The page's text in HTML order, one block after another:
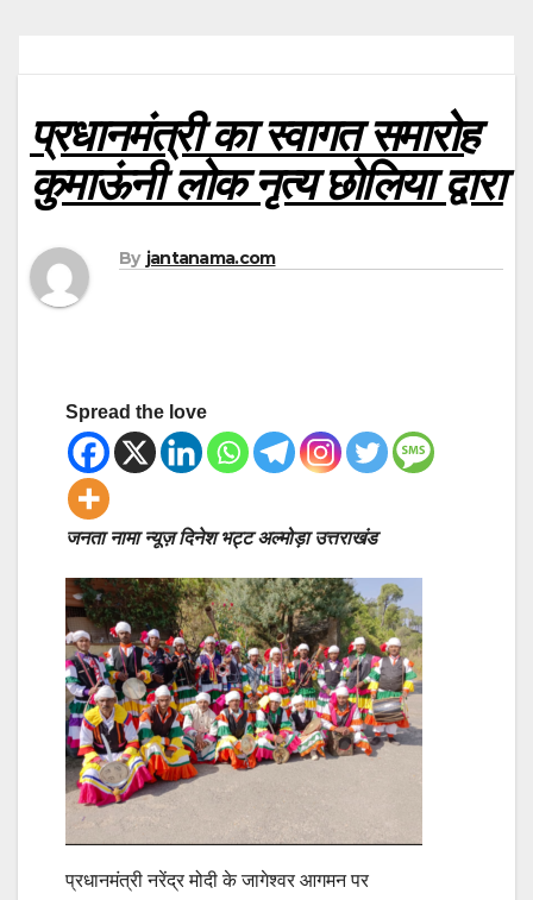
प्रधानमंत्री का स्वागत समारोह
कुमाऊंनी लोक नृत्य छोलिया द्वारा
By jantanama.com
Spread the love
जनता नामा न्यूज़ दिनेश भट्ट अल्मोड़ा उत्तराखंड
प्रधानमंत्री नरेंद्र मोदी के जागेश्वर आगमन पर